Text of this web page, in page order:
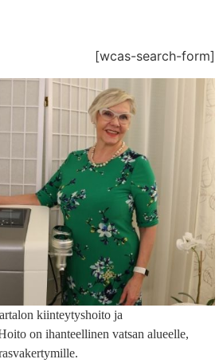
[wcas-search-form]
kiinteytyshoito ja
on ihanteellinen vatsan alueelle,